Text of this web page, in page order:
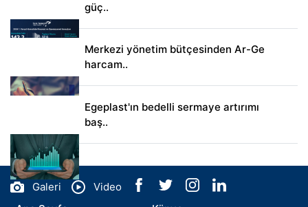
güç..
Merkezi yönetim bütçesinden Ar-Ge
harcam..
Egeplast'ın bedelli sermaye artırımı
baş..
Galeri
Video